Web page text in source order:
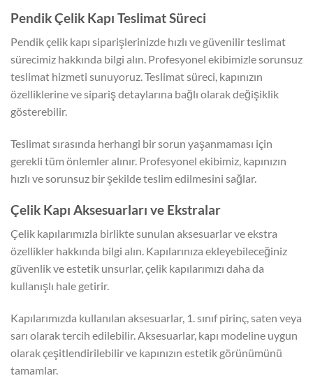
Pendik Çelik Kapı Teslimat Süreci
Pendik çelik kapı siparişlerinizde hızlı ve güvenilir teslimat
sürecimiz hakkında bilgi alın. Profesyonel ekibimizle sorunsuz
teslimat hizmeti sunuyoruz. Teslimat süreci, kapınızın
özelliklerine ve sipariş detaylarına bağlı olarak değişiklik
gösterebilir.
Teslimat sırasında herhangi bir sorun yaşanmaması için
gerekli tüm önlemler alınır. Profesyonel ekibimiz, kapınızın
hızlı ve sorunsuz bir şekilde teslim edilmesini sağlar.
Çelik Kapı Aksesuarları ve Ekstralar
Çelik kapılarımızla birlikte sunulan aksesuarlar ve ekstra
özellikler hakkında bilgi alın. Kapılarınıza ekleyebileceğiniz
güvenlik ve estetik unsurlar, çelik kapılarımızı daha da
kullanışlı hale getirir.
Kapılarımızda kullanılan aksesuarlar, 1. sınıf pirinç, saten veya
sarı olarak tercih edilebilir. Aksesuarlar, kapı modeline uygun
olarak çeşitlendirilebilir ve kapınızın estetik görünümünü
tamamlar.